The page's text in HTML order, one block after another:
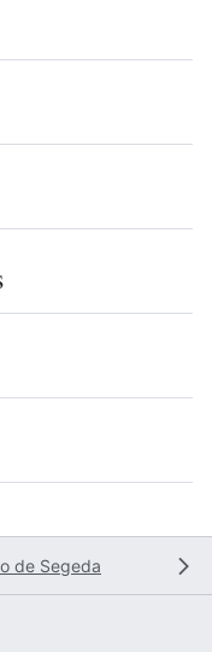
de Segeda